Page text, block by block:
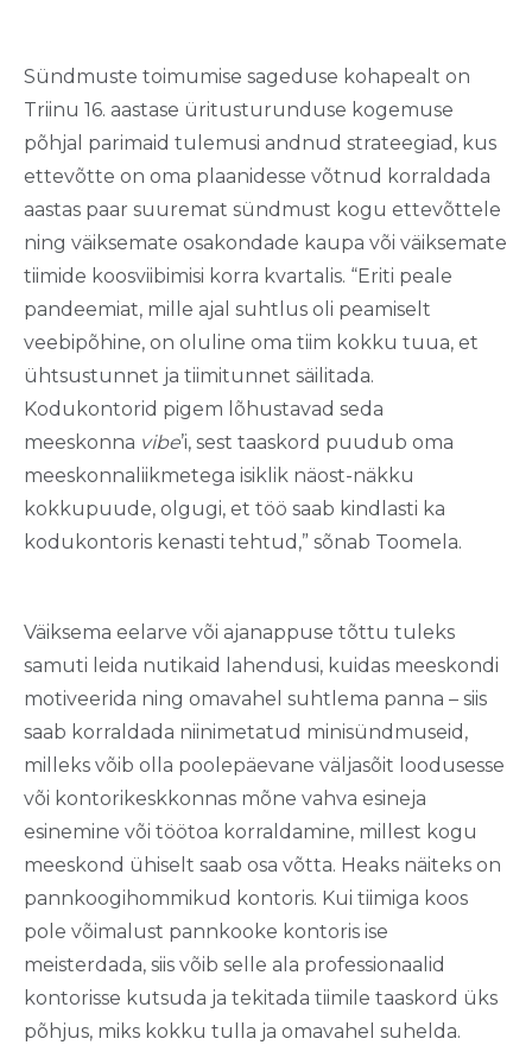
Sündmuste toimumise sageduse kohapealt on
Triinu 16. aastase üritusturunduse kogemuse
põhjal parimaid tulemusi andnud strateegiad, kus
ettevõtte on oma plaanidesse võtnud korraldada
aastas paar suuremat sündmust kogu ettevõttele
ning väiksemate osakondade kaupa või väiksemate
tiimide koosviibimisi korra kvartalis. “Eriti peale
pandeemiat, mille ajal suhtlus oli peamiselt
veebipõhine, on oluline oma tiim kokku tuua, et
ühtsustunnet ja tiimitunnet säilitada.
Kodukontorid pigem lõhustavad seda
meeskonna vibe’i, sest taaskord puudub oma
meeskonnaliikmetega isiklik näost-näkku
kokkupuude, olgugi, et töö saab kindlasti ka
kodukontoris kenasti tehtud,” sõnab Toomela.
Väiksema eelarve või ajanappuse tõttu tuleks
samuti leida nutikaid lahendusi, kuidas meeskondi
motiveerida ning omavahel suhtlema panna – siis
saab korraldada niinimetatud minisündmuseid,
milleks võib olla poolepäevane väljasõit loodusesse
või kontorikeskkonnas mõne vahva esineja
esinemine või töötoa korraldamine, millest kogu
meeskond ühiselt saab osa võtta. Heaks näiteks on
pannkoogihommikud kontoris. Kui tiimiga koos
pole võimalust pannkooke kontoris ise
meisterdada, siis võib selle ala professionaalid
kontorisse kutsuda ja tekitada tiimile taaskord üks
põhjus, miks kokku tulla ja omavahel suhelda.